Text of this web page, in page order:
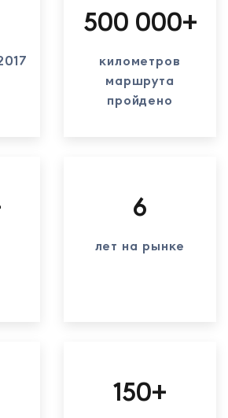
500 000+
километров
маршрута
пройдено
6
лет на рынке
150+